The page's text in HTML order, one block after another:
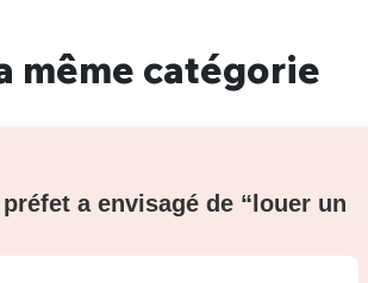
même catégorie
a envisagé de “louer un